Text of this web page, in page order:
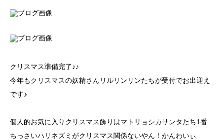
クリスマス準備完了♪♪
今年もクリスマスの妖精さんリルリンリンたちが受付でお出迎え
です♪
個人的お気に入りクリスマス飾りはマトリョシカサンタたち1番
ちっさいハリネズミがクリスマス関係ないやん！かんわいぃ